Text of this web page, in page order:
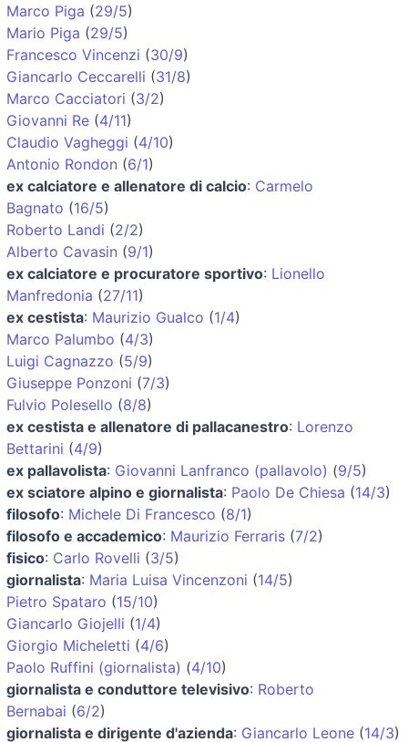
Marco Piga (29/5)
Mario Piga (29/5)
Francesco Vincenzi (30/9)
Giancarlo Ceccarelli (31/8)
Marco Cacciatori (3/2)
Giovanni Re (4/11)
Claudio Vagheggi (4/10)
Antonio Rondon (6/1)
ex calciatore e allenatore di calcio: Carmelo
Bagnato (16/5)
Roberto Landi (2/2)
Alberto Cavasin (9/1)
ex calciatore e procuratore sportivo: Lionello
Manfredonia (27/11)
ex cestista: Maurizio Gualco (1/4)
Marco Palumbo (4/3)
Luigi Cagnazzo (5/9)
Giuseppe Ponzoni (7/3)
Fulvio Polesello (8/8)
ex cestista e allenatore di pallacanestro: Lorenzo
Bettarini (4/9)
ex pallavolista: Giovanni Lanfranco (pallavolo) (9/5)
ex sciatore alpino e giornalista: Paolo De Chiesa (14/3)
filosofo: Michele Di Francesco (8/1)
filosofo e accademico: Maurizio Ferraris (7/2)
fisico: Carlo Rovelli (3/5)
giornalista: Maria Luisa Vincenzoni (14/5)
Pietro Spataro (15/10)
Giancarlo Giojelli (1/4)
Giorgio Micheletti (4/6)
Paolo Ruffini (giornalista) (4/10)
giornalista e conduttore televisivo: Roberto
Bernabai (6/2)
giornalista e dirigente d'azienda: Giancarlo Leone (14/3)